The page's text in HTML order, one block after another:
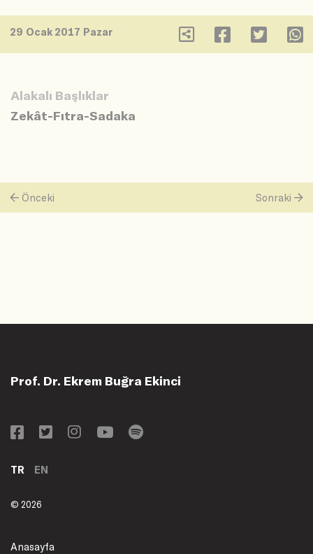
29 Ocak 2017 Pazar
Alakalı Başlıklar
Zekât-Fıtra-Sadaka
Önceki Sonraki
Prof. Dr. Ekrem Buğra Ekinci
TR EN
© 2026
Anasayfa